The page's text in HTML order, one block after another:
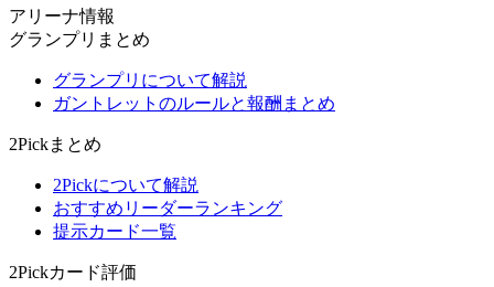
アリーナ情報
グランプリまとめ
グランプリについて解説
ガントレットのルールと報酬まとめ
2Pickまとめ
2Pickについて解説
おすすめリーダーランキング
提示カード一覧
2Pickカード評価